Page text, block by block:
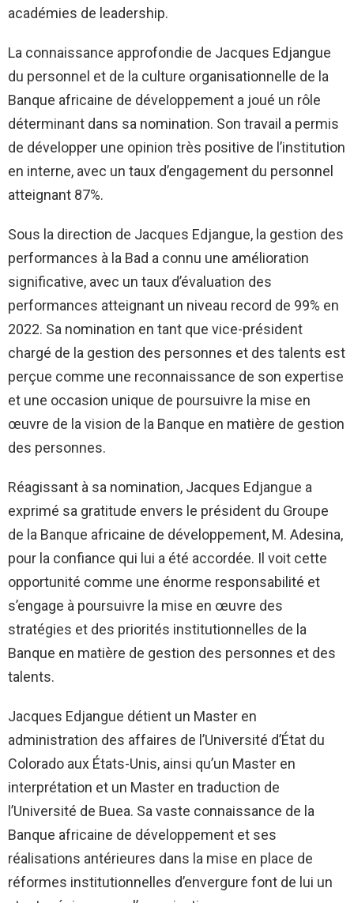
académies de leadership.
La connaissance approfondie de Jacques Edjangue
du personnel et de la culture organisationnelle de la
Banque africaine de développement a joué un rôle
déterminant dans sa nomination. Son travail a permis
de développer une opinion très positive de l’institution
en interne, avec un taux d’engagement du personnel
atteignant 87%.
Sous la direction de Jacques Edjangue, la gestion des
performances à la Bad a connu une amélioration
significative, avec un taux d’évaluation des
performances atteignant un niveau record de 99% en
2022. Sa nomination en tant que vice-président
chargé de la gestion des personnes et des talents est
perçue comme une reconnaissance de son expertise
et une occasion unique de poursuivre la mise en
œuvre de la vision de la Banque en matière de gestion
des personnes.
Réagissant à sa nomination, Jacques Edjangue a
exprimé sa gratitude envers le président du Groupe
de la Banque africaine de développement, M. Adesina,
pour la confiance qui lui a été accordée. Il voit cette
opportunité comme une énorme responsabilité et
s’engage à poursuivre la mise en œuvre des
stratégies et des priorités institutionnelles de la
Banque en matière de gestion des personnes et des
talents.
Jacques Edjangue détient un Master en
administration des affaires de l’Université d’État du
Colorado aux États-Unis, ainsi qu’un Master en
interprétation et un Master en traduction de
l’Université de Buea. Sa vaste connaissance de la
Banque africaine de développement et ses
réalisations antérieures dans la mise en place de
réformes institutionnelles d’envergure font de lui un